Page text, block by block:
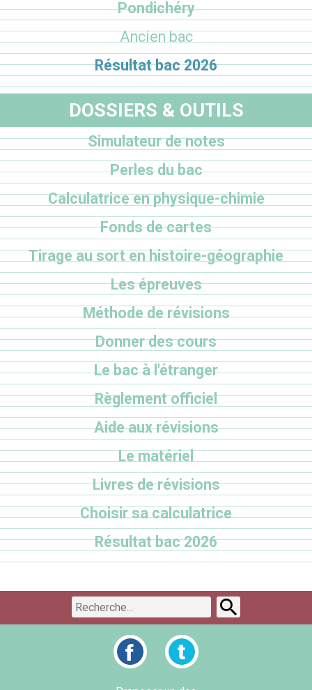
Pondichéry
Ancien bac
Résultat bac 2026
DOSSIERS & OUTILS
Simulateur de notes
Perles du bac
Calculatrice en physique-chimie
Fonds de cartes
Tirage au sort en histoire-géographie
Les épreuves
Méthode de révisions
Donner des cours
Le bac à l'étranger
Règlement officiel
Aide aux révisions
Le matériel
Livres de révisions
Choisir sa calculatrice
Résultat bac 2026